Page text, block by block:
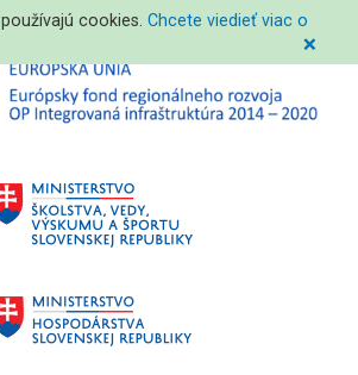
cookies.Chcete viedieť viac o
❌